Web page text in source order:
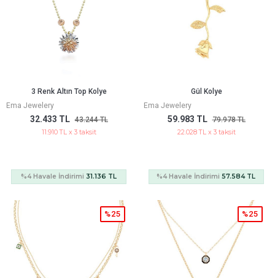
3 Renk Altın Top Kolye
Ema Jewelery
32.433 TL 43.244 TL
11.910 TL x 3 taksit
%4 Havale İndirimi 31.136 TL
Gül Kolye
Ema Jewelery
59.983 TL 79.978 TL
22.028 TL x 3 taksit
%4 Havale İndirimi57.584 TL
%25 %25